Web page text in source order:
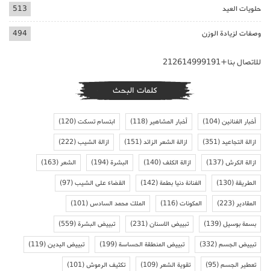
حلويات العيد 513
وصفات لزيادة الوزن 494
للاتصال بنا+212614999191
كلمات البحث
أخبار الفنانين(104) أخبار المشاهير(118) ابتسام تسكت(120)
ازالة التجاعيد(351) ازالة الشعر الزائد(151) ازالة الشيب(222)
ازالة الكرش(137) ازالة الكلف(140) البشرة(194) الشعر(163)
الطريقة(130) الفنانة دنيا بطمة(142) القضاء على الشيب(97)
المقادير(223) المكونات(116) الملك محمد السادس(101)
بسمة بوسيل(139) تبييض الاسنان(231) تبييض البشرة(559)
تبييض الجسم(332) تبييض المنطقة الحساسة(199) تبييض اليدين(119)
تعطير الجسم(95) تقوية الشعر(109) تكثيف الرموش(101)